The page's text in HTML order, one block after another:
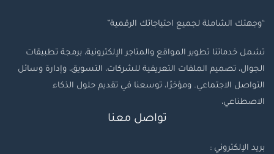
“وجهتك الشاملة لجميع احتياجاتك الرقمية”
تشمل خدماتنا تطوير المواقع والمتاجر الإلكترونية، برمجة تطبيقات
الجوال، تصميم الملفات التعريفية للشركات، التسويق، وإدارة وسائل
التواصل الاجتماعي. ومؤخرًا، توسعنا في تقديم حلول الذكاء
الاصطناعي،
تواصل معنا
بريد الإلكتروني :